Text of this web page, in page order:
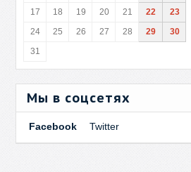
17
18 19 20 21 22
23
24
25 26 27 28 29
30
31
Мы в соцсетях
Facebook Twitter